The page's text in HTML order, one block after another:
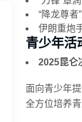
“降龙尊者
伊朗重炮
青少年活
2025昆仑
面向青少年
全方位培养青